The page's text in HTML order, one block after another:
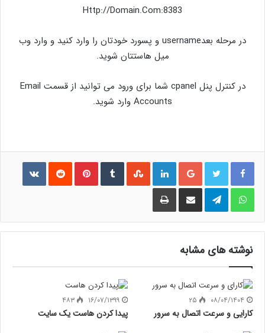
Http://Domain.Com:8383
در مرحله بعدusername و پسورد خودتان را وارد کنید و وارد وب
میل هاستتان شوید.
در کنترل پنل cpanel شما برای ورود می توانید از قسمت Email
Accounts وارد شوید.
فیس بوک توییتر گوگل پلاس لینکدین‫StumbleUpon
‫Tumblr
‫Pinterest
‫Reddit
واتس آپ تلگرام اشتراک گذاری از طریق ایمیل چاپ
نوشته های مشابه
۰۸/۰۴/۱۴۰۴ ۲۵
کارایی و سرعت اتصال به سرور
۱۶/۰۷/۱۳۹۹ ۴۸۳
پیدا کردن هاست یک سایت